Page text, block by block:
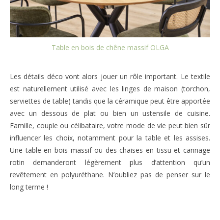
Table en bois de chêne massif OLGA
Les détails déco vont alors jouer un rôle important. Le textile
est naturellement utilisé avec les linges de maison (torchon,
serviettes de table) tandis que la céramique peut être apportée
avec un dessous de plat ou bien un ustensile de cuisine.
Famille, couple ou célibataire, votre mode de vie peut bien sûr
influencer les choix, notamment pour la table et les assises.
Une table en bois massif ou des chaises en tissu et cannage
rotin demanderont légèrement plus d’attention qu’un
revêtement en polyuréthane. N’oubliez pas de penser sur le
long terme !